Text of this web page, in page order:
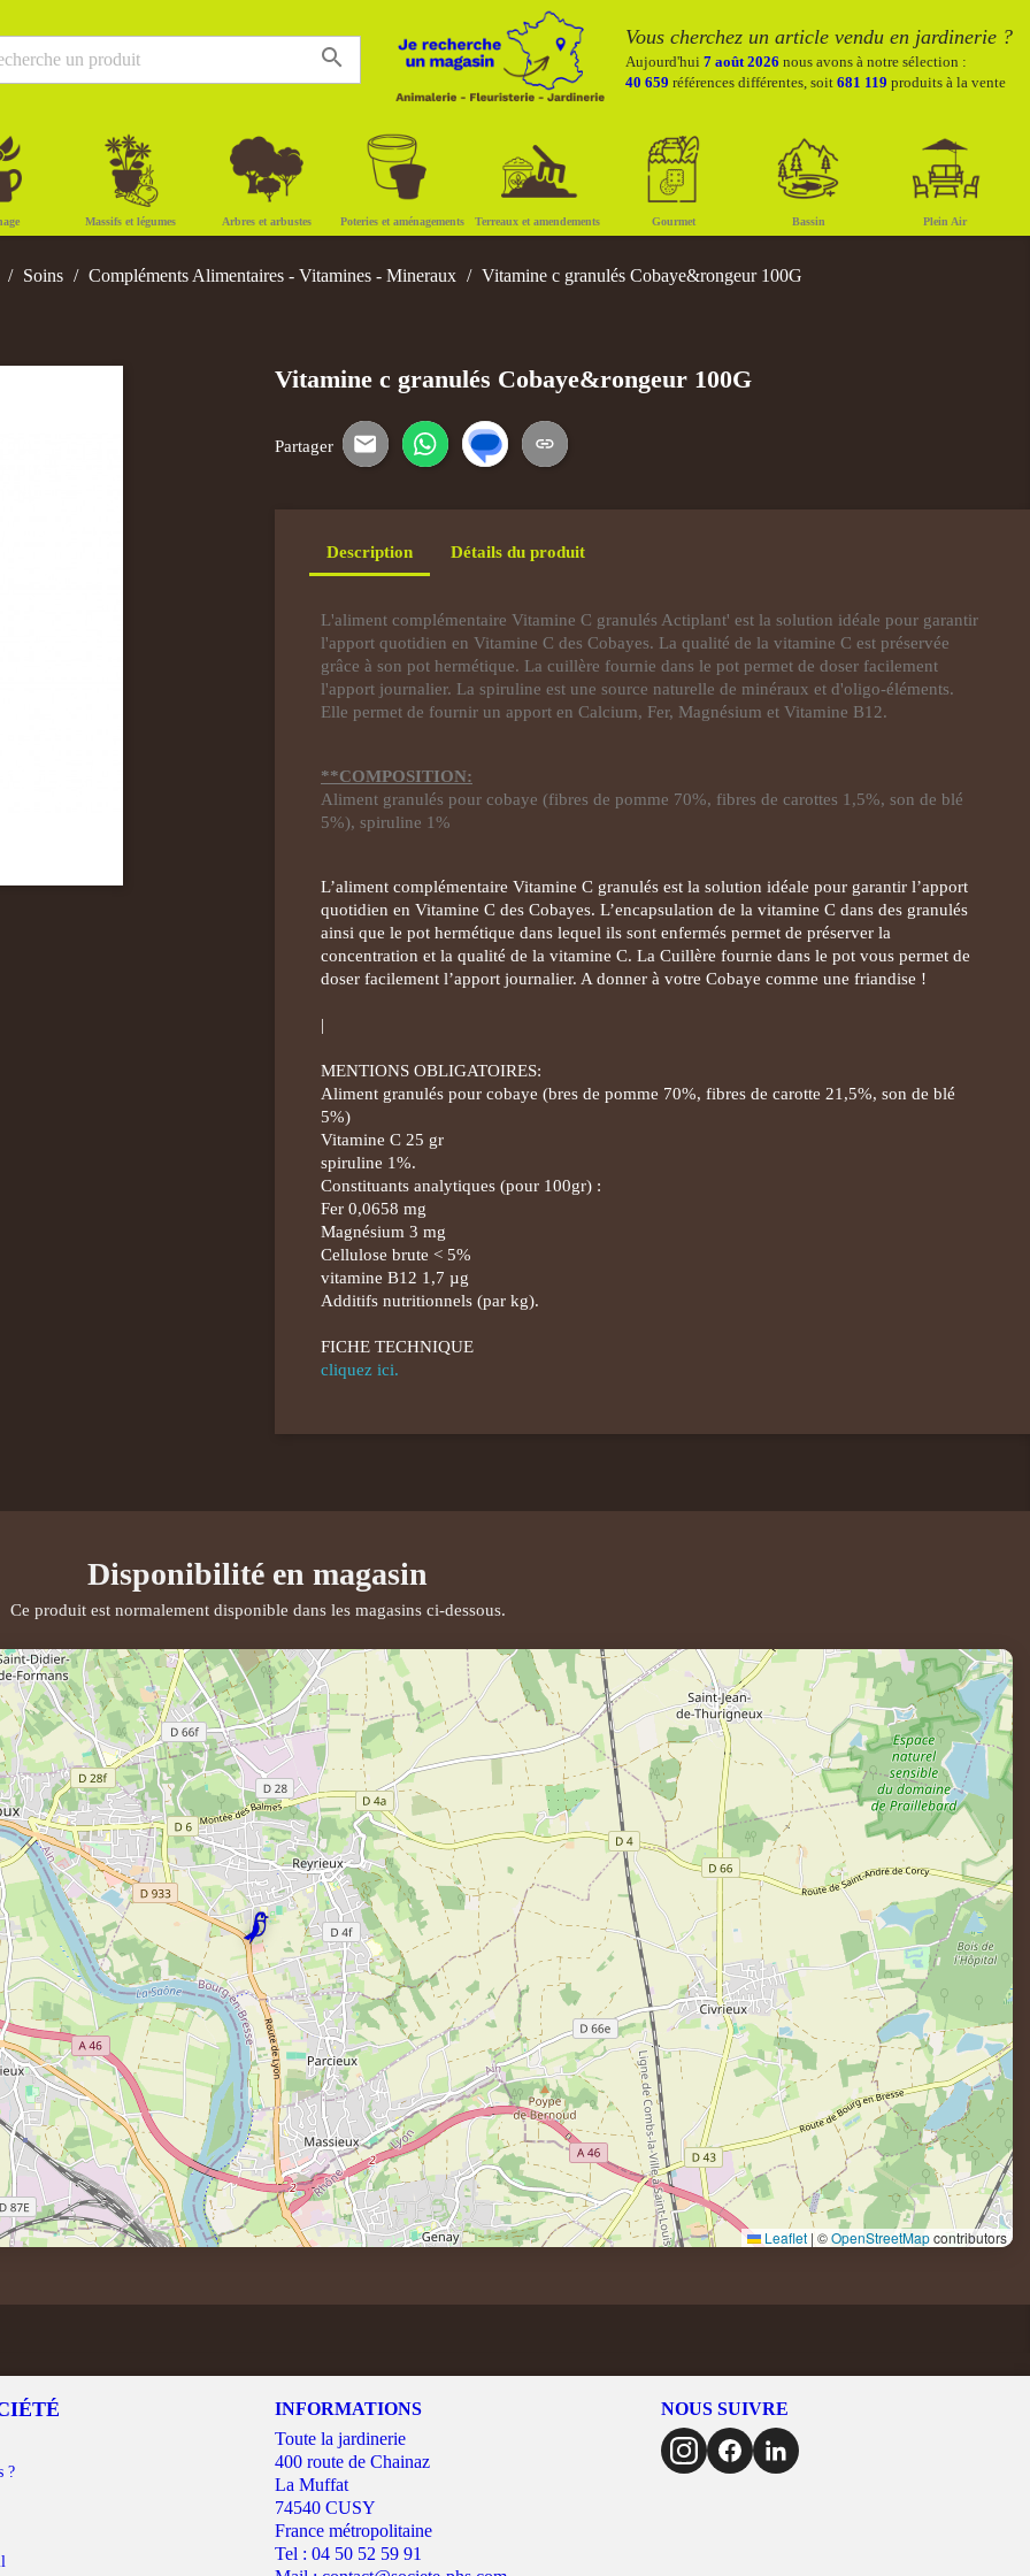
search
Vous cherchez un article vendu en jardinerie ?
Aujourd'hui 7 août 2026 nous avons à notre sélection :
40 659 références différentes, soit 681 119 produits à la vente
Massifs et légumes Arbres et arbustes Poteries et aménagements Terreaux et amendements Gourmet Bassin Plein Air
Soins Compléments Alimentaires - Vitamines - Mineraux Vitamine c granulés Cobaye&rongeur 100G
Vitamine c granulés Cobaye&rongeur 100G
Partager E-mail WhatsApp
SMS Copier le lien
Description Détails du produit
L'aliment complémentaire Vitamine C granulés Actiplant' est la solution idéale pour garantir
l'apport quotidien en Vitamine C des Cobayes. La qualité de la vitamine C est préservée
grâce à son pot hermétique. La cuillère fournie dans le pot permet de doser facilement
l'apport journalier. La spiruline est une source naturelle de minéraux et d'oligo-éléments.
Elle permet de fournir un apport en Calcium, Fer, Magnésium et Vitamine B12.
**COMPOSITION:
Aliment granulés pour cobaye (fibres de pomme 70%, fibres de carottes 1,5%, son de blé
5%), spiruline 1%
L’aliment complémentaire Vitamine C granulés est la solution idéale pour garantir l’apport
quotidien en Vitamine C des Cobayes. L’encapsulation de la vitamine C dans des granulés
ainsi que le pot hermétique dans lequel ils sont enfermés permet de préserver la
concentration et la qualité de la vitamine C. La Cuillère fournie dans le pot vous permet de
doser facilement l’apport journalier. A donner à votre Cobaye comme une friandise !
|
MENTIONS OBLIGATOIRES:
Aliment granulés pour cobaye (bres de pomme 70%, fibres de carotte 21,5%, son de blé
5%)
Vitamine C 25 gr
spiruline 1%.
Constituants analytiques (pour 100gr) :
Fer 0,0658 mg
Magnésium 3 mg
Cellulose brute < 5%
vitamine B12 1,7 µg
Additifs nutritionnels (par kg).
FICHE TECHNIQUE
cliquez ici.
Disponibilité en magasin
Ce produit est normalement disponible dans les magasins ci-dessous.
Leaflet | ©OpenStreetMapcontributors
?
INFORMATIONS
Toute la jardinerie
400 route de Chainaz
La Muffat
74540 CUSY
France métropolitaine
Tel : 04 50 52 59 91
NOUS SUIVRE